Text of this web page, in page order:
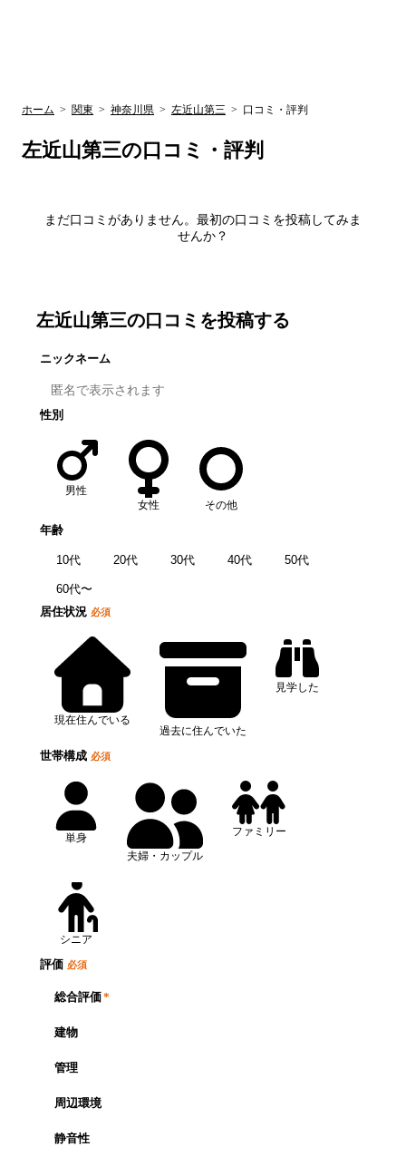
ホーム > 関東 > 神奈川県 > 左近山第三 > 口コミ・評判
左近山第三の口コミ・評判
まだ口コミがありません。最初の口コミを投稿してみま
せんか？
左近山第三の口コミを投稿する
ニックネーム
性別
男性
女性
その他
年齢
10代 20代 30代 40代 50代
60代〜
居住状況 必須
現在住んでいる
過去に住んでいた
見学した
世帯構成 必須
単身
夫婦・カップル
ファミリー
シニア
評価 必須
総合評価*
建物
管理
周辺環境
静音性